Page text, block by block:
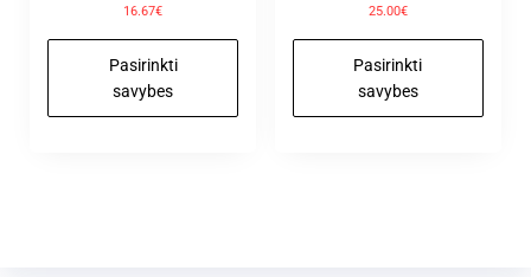
16.67€
Pasirinkti
savybes
25.00€
Pasirinkti
savybes